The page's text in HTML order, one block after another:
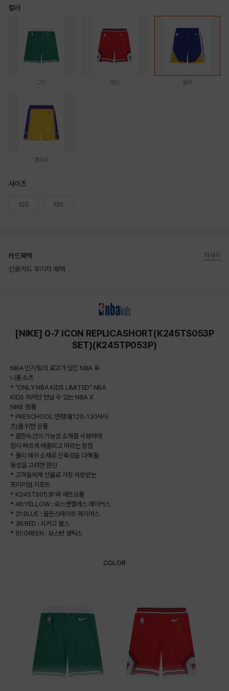
컬러
그린 레드 블루
옐로우
사이즈
120 130
카드혜택
신용카드 무이자 혜택
자세히
[NIKE] 0-7 ICON REPLICASHORT(K245TS053P
SET)(K245TP053P)
NBA 인기 팀의 로고가 담긴 NBA 유
니폼 쇼츠
* "ONLY NBA KIDS LIMITED" NBA
KIDS 에서만 만날 수 있는 NBA X
NIKE 정품
* PRESCHOOL 연령대(120-130사이
즈)를 위한 상품
* 흡한속건의 기능성 소재를 사용하여
땀이 빠르게 배출되고 마르는 장점
* 폴리 메쉬 소재로 신축성을 더해 활
동성을 고려한 원단
* 고객들에게 선물로 가장 사랑받는
프리미엄 기프트
* K245TS053P와 세트상품
* 46:YELLOW : 로스앤젤레스 레이커스
* 21:BLUE : 골든스테이트 워리어스
* 36:RED : 시카고 불스
* 51:GREEN : 보스턴 셀틱스
COLOR